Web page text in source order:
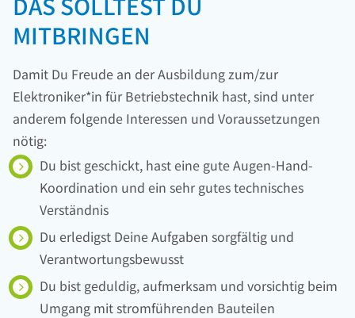
MITBRINGEN
Damit Du Freude an der Ausbildung zum/zur
Elektroniker*in für Betriebstechnik hast, sind unter
anderem folgende Interessen und Voraussetzungen
nötig:
Du bist geschickt, hast eine gute Augen-Hand-
Koordination und ein sehr gutes technisches
Verständnis
Du erledigst Deine Aufgaben sorgfältig und
Verantwortungsbewusst
Du bist geduldig, aufmerksam und vorsichtig beim
Umgang mit stromführenden Bauteilen